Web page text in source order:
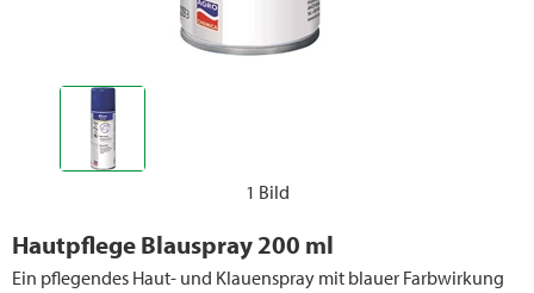
1 Bild
Hautpflege Blauspray 200 ml
Ein pflegendes Haut- und Klauenspray mit blauer Farbwirkung